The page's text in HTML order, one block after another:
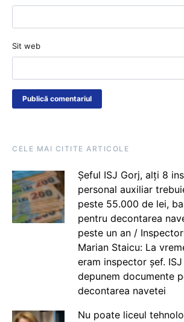
Sit web
CELE MAI CITITE ARTICOLE
Șeful ISJ Gorj, alți 8
personal auxiliar
peste 55.000 de lei,
pentru decontarea
peste un an /
Marian Staicu: La
eram inspector șef.
depunem documente
decontarea navetei
Nu poate liceul